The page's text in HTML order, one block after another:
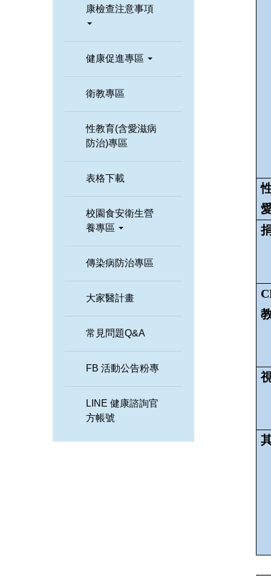
康檢查注意事項
健康促進專區
衛教專區
性教育(含愛滋病
防治)專區
表格下載
校園食安衛生營
養專區
傳染病防治專區
大家醫計畫
常見問題Q&A
FB 活動公告粉專
LINE 健康諮詢官
方帳號